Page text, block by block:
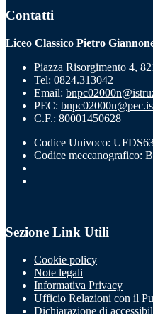
Contatti
Liceo Classico Pietro
Piazza Risorgimento 4,
Tel: 0824.313042
Email:
PEC:
C.F.: 80001450628
Codice Univoco:
Codice meccanografico:
Sezione Link Utili
Cookie policy
Note legali
Informativa Privacy
Ufficio Relazioni con il
Dichiarazione di